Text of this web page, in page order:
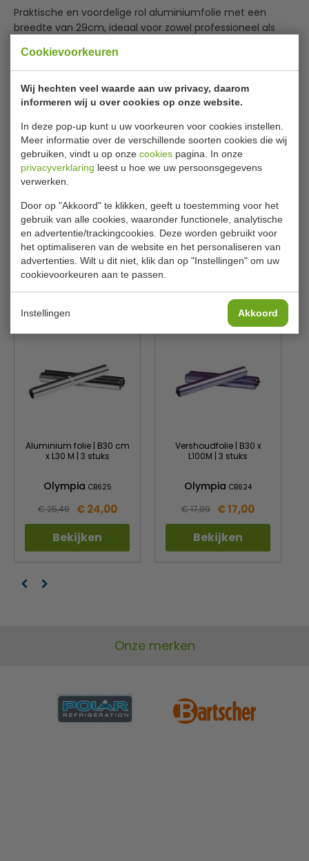
Cookievoorkeuren
Wij hechten veel waarde aan uw privacy, daarom
informeren wij u over cookies op onze website.
In deze pop-up kunt u uw voorkeuren voor cookies instellen.
Meer informatie over de verschillende soorten cookies die wij
gebruiken, vindt u op onze cookies pagina. In onze
privacyverklaring leest u hoe we uw persoonsgegevens
verwerken.
Door op "Akkoord" te klikken, geeft u toestemming voor het
gebruik van alle cookies, waaronder functionele, analytische
en advertentie/trackingcookies. Deze worden gebruikt voor
het optimaliseren van de website en het personaliseren van
advertenties. Wilt u dit niet, klik dan op "Instellingen" om uw
cookievoorkeuren aan te passen.
Instellingen Akkoord
Praktische en voordelige rol aluminiumfolie met een
breedte van 29cm, ideaal voor zowel professioneel als
zodat u er geruime tijd mee vooruit kunt.
Aluminiumfolie is koelingbestendig en beschermt tegen
vocht, gas en licht. Het is dan ook ideaal om ingrediënten
langer vers te houden, maar kan ook worden gebruikt om
zich optimaal kan ontwikkelen.De rol wordt geleverd in
een handige dispenser met scheurrand, zodat u
eenvoudig een stuk folie op de gewenste lengte af kunt
scheuren.
Lees meer
Specificaties
Model
Afmeting
Breed 30 cm
Rol
Lengte 75 m
Materiaal
Aluminiumfolie
Aluminium folie | B30 cm
x L30 M | 3 stuks
Olympia CB625
€ 25,49 € 24,00
Bekijken
Vershoudfolie | B30 x
L100M | 3 stuks
Olympia CB624
€ 17,99 € 17,00
Bekijken
Onze merken